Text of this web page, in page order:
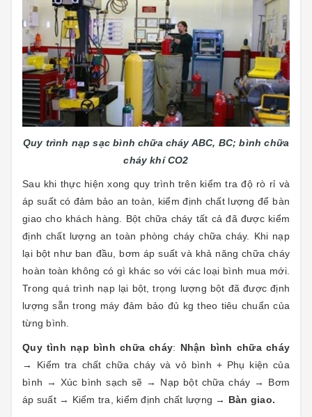
Quy trình nạp sạc bình chữa cháy ABC, BC; bình chữa
cháy khí CO2
Sau khi thực hiện xong quy trình trên kiểm tra độ rò rỉ và
áp suất có đảm bảo an toàn, kiểm định chất lượng để bàn
giao cho khách hàng. Bột chữa cháy tất cả đã được kiểm
định chất lượng an toàn phòng cháy chữa cháy. Khi nạp
lại bột như ban đầu, bơm áp suất và khả năng chữa cháy
hoàn toàn không có gì khác so với các loại bình mua mới.
Trong quá trình nạp lại bột, trọng lượng bột đã được định
lượng sẵn trong máy đảm bảo đủ kg theo tiêu chuẩn của
từng bình.
Quy tình nạp bình chữa cháy: Nhận bình chữa cháy
→ Kiểm tra chất chữa cháy và vỏ bình + Phụ kiện của
bình → Xúc bình sạch sẽ → Nạp bột chữa cháy → Bơm
áp suất → Kiểm tra, kiểm định chất lượng → Bàn giao.